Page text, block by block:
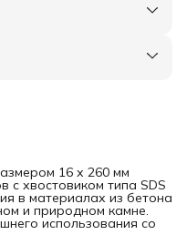
16 х 260 мм
с хвостовиком типа SDS
в материалах из бетона
и природном камне.
использования со